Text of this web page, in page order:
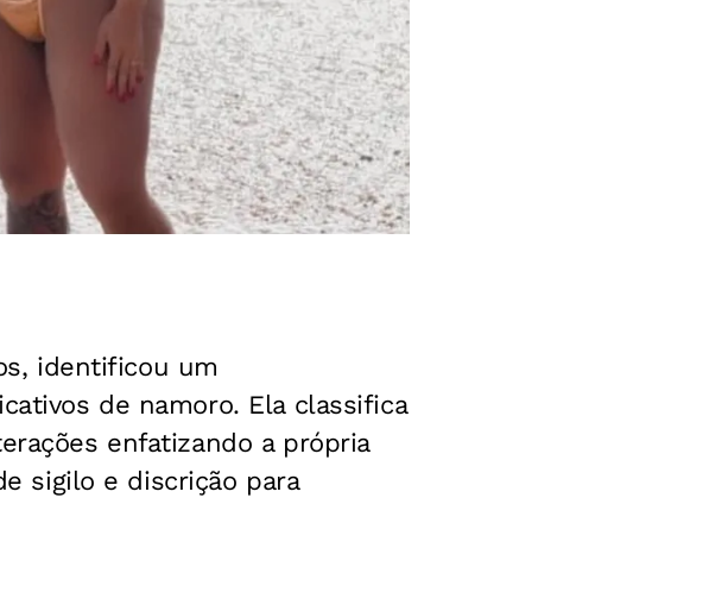
identificou um
de namoro. Ela classifica
enfatizando a própria
sigilo e discrição para